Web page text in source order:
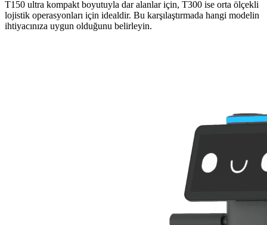
T150 ultra kompakt boyutuyla dar alanlar için, T300 ise orta ölçekli
lojistik operasyonları için idealdir. Bu karşılaştırmada hangi modelin
ihtiyacınıza uygun olduğunu belirleyin.